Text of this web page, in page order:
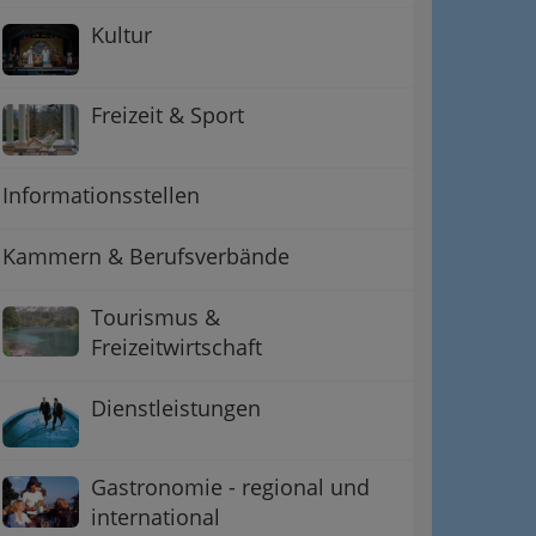
Kultur
Freizeit & Sport
Informationsstellen
Kammern & Berufsverbände
Tourismus &
Freizeitwirtschaft
Dienstleistungen
Gastronomie - regional und
international